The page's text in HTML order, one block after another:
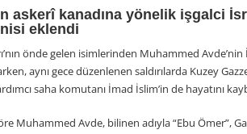
askerî kanadına yönelik işgalci
eklendi
önde gelen isimlerinden Muhammed Avde’nin
aynı gece düzenlenen saldırılarda Kuzey
saha komutanı İmad İslim’in de hayatını
Muhammed Avde, bilinen adıyla “Ebu Ömer”,